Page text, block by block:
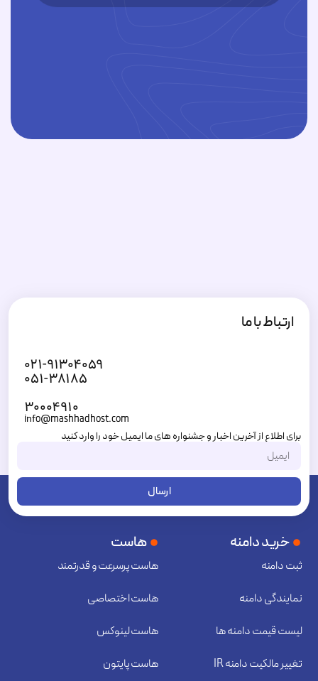
ارتباط با ما
۰۲۱-۹۱۳۰۴۰۵۹
۰۵۱-۳۸۱۸۵
۳۰۰۰۴۹۱۰
info@mashhadhost.com
برای اطلاع از آخرین اخبار و جشنواره های ما ایمیل خود را وارد کنید
ارسال
خرید دامنه
ثبت دامنه
نمایندگی دامنه
لیست قیمت دامنه ها
تغییر مالکیت دامنه IR
هاست
هاست پرسرعت و قدرتمند
هاست اختصاصی
هاست لینوکس
هاست پایتون